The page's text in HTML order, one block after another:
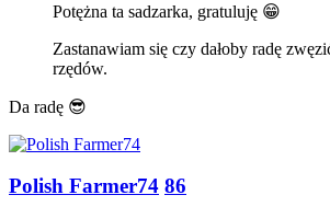
Potężna ta sadzarka, gratuluję 😁
Zastanawiam się czy dałoby radę
rzędów.
Da radę 😎
Polish Farmer74 86